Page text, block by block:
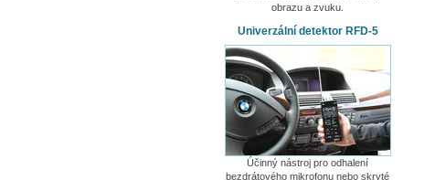
obrazu a zvuku.
Univerzální detektor RFD-5
Účinný nástroj pro odhalení
bezdrátového mikrofonu nebo skryté